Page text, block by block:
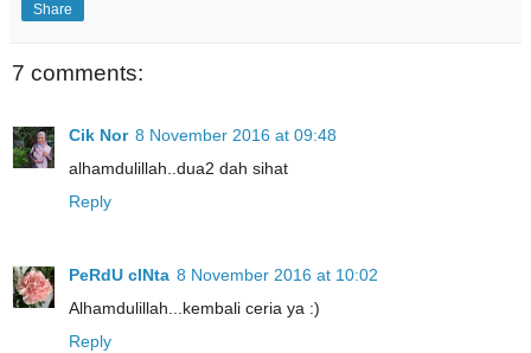
Share
7 comments:
Cik Nor 8 November 2016 at 09:48
alhamdulillah..dua2 dah sihat
Reply
PeRdU cINta 8 November 2016 at 10:02
Alhamdulillah...kembali ceria ya :)
Reply